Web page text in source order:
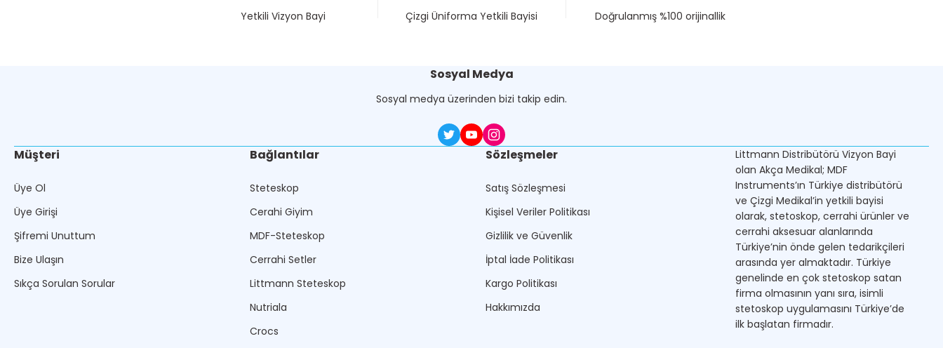
Yetkili Vizyon Bayi Çizgi Üniforma Yetkili Bayisi Doğrulanmış %100 orijinallik
Sosyal Medya
Sosyal medya üzerinden bizi takip edin.
Müşteri
Üye Ol
Üye Girişi
Şifremi Unuttum
Bize Ulaşın
Sıkça Sorulan Sorular
Bağlantılar
Steteskop
Cerahi Giyim
MDF-Steteskop
Cerrahi Setler
Littmann Steteskop
Nutriala
Crocs
Sözleşmeler
Satış Sözleşmesi
Kişisel Veriler Politikası
Gizlilik ve Güvenlik
İptal İade Politikası
Kargo Politikası
Hakkımızda
Littmann Distribütörü Vizyon Bayi
olan Akça Medikal; MDF
Instruments’ın Türkiye distribütörü
ve Çizgi Medikal’in yetkili bayisi
olarak, stetoskop, cerrahi ürünler ve
cerrahi aksesuar alanlarında
Türkiye’nin önde gelen tedarikçileri
arasında yer almaktadır. Türkiye
genelinde en çok stetoskop satan
firma olmasının yanı sıra, isimli
stetoskop uygulamasını Türkiye’de
ilk başlatan firmadır.